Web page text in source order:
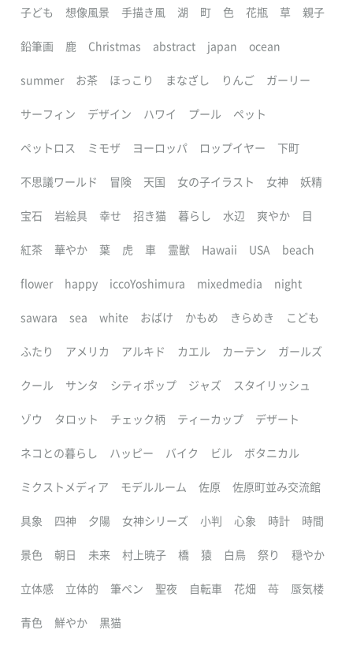
子ども 想像風景 手描き風 湖 町 色 花瓶 草 親子
鉛筆画 鹿 Christmas abstract japan ocean
summer お茶 ほっこり まなざし りんご ガーリー
サーフィン デザイン ハワイ プール ペット
ペットロス ミモザ ヨーロッパ ロップイヤー 下町
不思議ワールド 冒険 天国 女の子イラスト 女神 妖精
宝石 岩絵具 幸せ 招き猫 暮らし 水辺 爽やか 目
紅茶 華やか 葉 虎 車 霊獣 Hawaii USA beach
flower happy iccoYoshimura mixedmedia night
sawara sea white おばけ かもめ きらめき こども
ふたり アメリカ アルキド カエル カーテン ガールズ
クール サンタ シティポップ ジャズ スタイリッシュ
ゾウ タロット チェック柄 ティーカップ デザート
ネコとの暮らし ハッピー バイク ビル ボタニカル
ミクストメディア モデルルーム 佐原 佐原町並み交流館
具象 四神 夕陽 女神シリーズ 小判 心象 時計 時間
景色 朝日 未来 村上暁子 橋 猿 白鳥 祭り 穏やか
立体感 立体的 筆ペン 聖夜 自転車 花畑 苺 蜃気楼
青色 鮮やか 黒猫